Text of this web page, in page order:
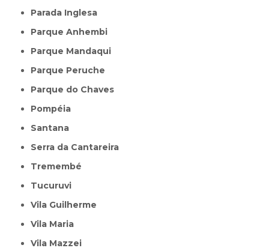
Parada Inglesa
Parque Anhembi
Parque Mandaqui
Parque Peruche
Parque do Chaves
Pompéia
Santana
Serra da Cantareira
Tremembé
Tucuruvi
Vila Guilherme
Vila Maria
Vila Mazzei